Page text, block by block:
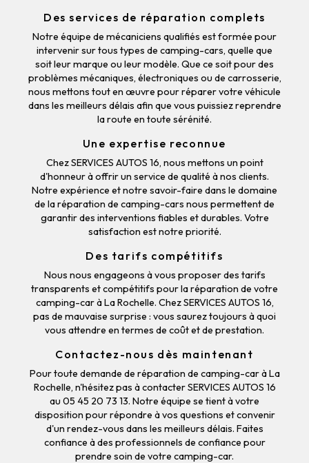
Des services de réparation complets
Notre équipe de mécaniciens qualifiés est formée pour
intervenir sur tous types de camping-cars, quelle que
soit leur marque ou leur modèle. Que ce soit pour des
problèmes mécaniques, électroniques ou de carrosserie,
nous mettons tout en œuvre pour réparer votre véhicule
dans les meilleurs délais afin que vous puissiez reprendre
la route en toute sérénité.
Une expertise reconnue
Chez SERVICES AUTOS 16, nous mettons un point
d'honneur à offrir un service de qualité à nos clients.
Notre expérience et notre savoir-faire dans le domaine
de la réparation de camping-cars nous permettent de
garantir des interventions fiables et durables. Votre
satisfaction est notre priorité.
Des tarifs compétitifs
Nous nous engageons à vous proposer des tarifs
transparents et compétitifs pour la réparation de votre
camping-car à La Rochelle. Chez SERVICES AUTOS 16,
pas de mauvaise surprise : vous saurez toujours à quoi
vous attendre en termes de coût et de prestation.
Contactez-nous dès maintenant
Pour toute demande de réparation de camping-car à La
Rochelle, n'hésitez pas à contacter SERVICES AUTOS 16
au 05 45 20 73 13. Notre équipe se tient à votre
disposition pour répondre à vos questions et convenir
d'un rendez-vous dans les meilleurs délais. Faites
confiance à des professionnels de confiance pour
prendre soin de votre camping-car.